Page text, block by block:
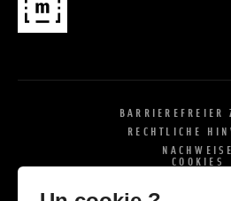
BARRIEREFREIER
RECHTLICHE
NACHWEISE
COOKIES